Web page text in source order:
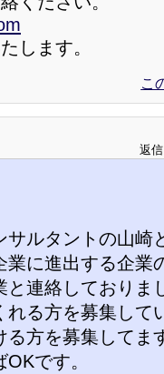
します。
こ
返
サルタントの山崎
業に進出する企業
と連絡しておりま
れる方を募集して
る方を募集してま
です。